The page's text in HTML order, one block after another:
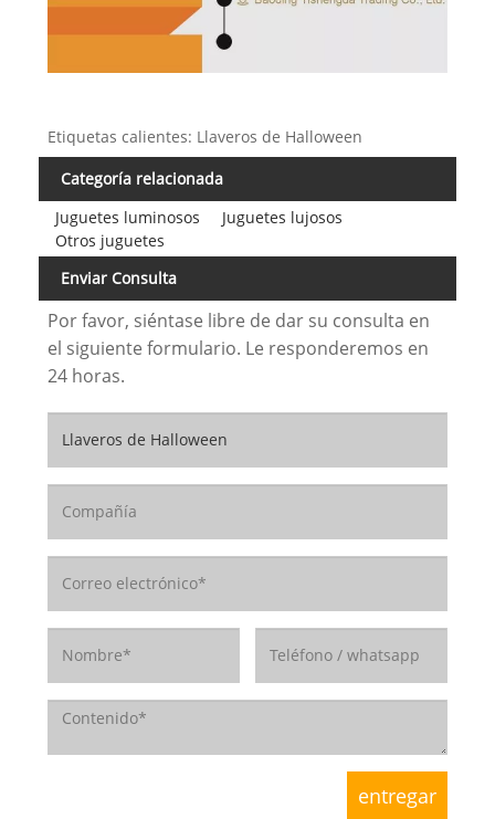
Etiquetas calientes: Llaveros de Halloween
Categoría relacionada
Juguetes luminosos
Juguetes lujosos
Otros juguetes
Enviar Consulta
Por favor, siéntase libre de dar su consulta en
el siguiente formulario. Le responderemos en
24 horas.